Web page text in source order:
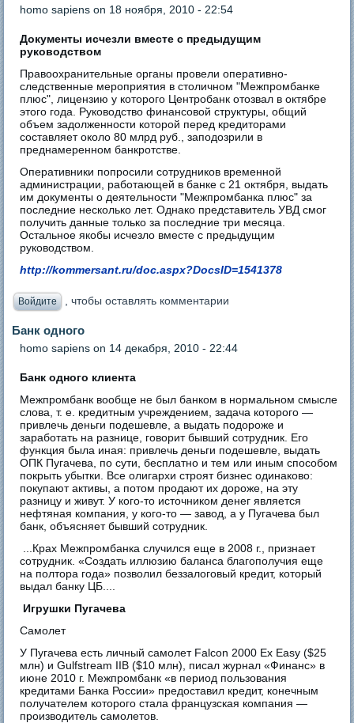
homo sapiens on 18 ноября, 2010 - 22:54
Документы исчезли вместе с предыдущим
руководством
Правоохранительные органы провели оперативно-
следственные мероприятия в столичном "Межпромбанке
плюс", лицензию у которого Центробанк отозвал в октябре
этого года. Руководство финансовой структуры, общий
объем задолженности которой перед кредиторами
составляет около 80 млрд руб., заподозрили в
преднамеренном банкротстве.
Оперативники попросили сотрудников временной
администрации, работающей в банке с 21 октября, выдать
им документы о деятельности "Межпромбанка плюс" за
последние несколько лет. Однако представитель УВД смог
получить данные только за последние три месяца.
Остальное якобы исчезло вместе с предыдущим
руководством.
http://kommersant.ru/doc.aspx?DocsID=1541378
Войдите , чтобы оставлять комментарии
Банк одного
homo sapiens on 14 декабря, 2010 - 22:44
Банк одного клиента
Межпромбанк вообще не был банком в нормальном смысле
слова, т. е. кредитным учреждением, задача которого —
привлечь деньги подешевле, а выдать подороже и
заработать на разнице, говорит бывший сотрудник. Его
функция была иная: привлечь деньги подешевле, выдать
ОПК Пугачева, по сути, бесплатно и тем или иным способом
покрыть убытки. Все олигархи строят бизнес одинаково:
покупают активы, а потом продают их дороже, на эту
разницу и живут. У кого-то источником денег является
нефтяная компания, у кого-то — завод, а у Пугачева был
банк, объясняет бывший сотрудник.
...Крах Межпромбанка случился еще в 2008 г., признает
сотрудник. «Создать иллюзию баланса благополучия еще
на полтора года» позволил беззалоговый кредит, который
выдал банку ЦБ....
Игрушки Пугачева
Самолет
У Пугачева есть личный самолет Falcon 2000 Ex Easy ($25
млн) и Gulfstream IIB ($10 млн), писал журнал «Финанс» в
июне 2010 г. Межпромбанк «в период пользования
кредитами Банка России» предоставил кредит, конечным
получателем которого стала французская компания —
производитель самолетов.